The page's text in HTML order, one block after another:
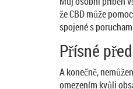
že CBD může
spojené s
Přísné
A konečně,
omezením kvůli